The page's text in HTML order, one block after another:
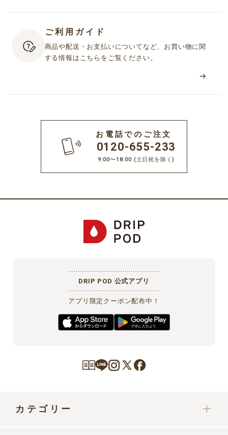
ご利用ガイド
商品や配送・お支払いについてなど、お買い物に関
する情報はこちらをご覧ください。
お電話でのご注文
0120-655-233
9:00〜18:00 (土日祝を除く)
DRIP POD 公式アプリ
アプリ限定クーポン配布中！
カテゴリー